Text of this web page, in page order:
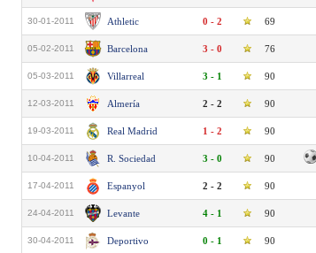
30-01-2011 Athletic 0 - 2 69
05-02-2011 Barcelona 3 - 0 76
05-03-2011 Villarreal 3 - 1 90
12-03-2011 Almería 2 - 2 90
19-03-2011 Real Madrid 1 - 2 90
10-04-2011 R. Sociedad 3 - 0 90
17-04-2011 Espanyol 2 - 2 90
24-04-2011 Levante 4 - 1 90
30-04-2011 Deportivo 0 - 1 90